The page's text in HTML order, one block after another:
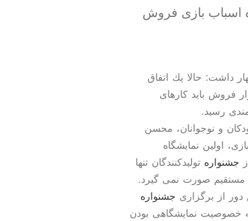
اسباب بازی فروش
داشت: حالا یك اتفاق
فروش باید كارهای
رسید.
و نوجوانان، محسن
اولین نمایشگاه
جشنواره تولیدكنندگان تنها
صورت نمی گیرد.
از برگزاری جشنواره
خصوصیت نمایشگاهی بودن